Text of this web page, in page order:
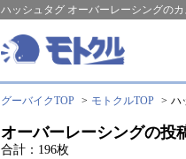
ハッシュタグ オーバーレーシングの
グーバイクTOP モトクルTOP ハ
オーバーレーシングの投
合計：196枚